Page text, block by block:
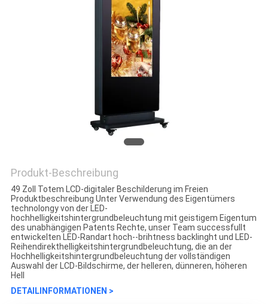
Produkt-Beschreibung
49 Zoll Totem LCD-digitaler Beschilderung im Freien
Produktbeschreibung Unter Verwendung des Eigentümers
technolongy von der LED-
hochhelligkeitshintergrundbeleuchtung mit geistigem Eigentum
des unabhängigen Patents Rechte, unser Team successfullt
entwickelten LED-Randart hoch--brihtness backlinght und LED-
Reihendirekthelligkeitshintergrundbeleuchtung, die an der
Hochhelligkeitshintergrundbeleuchtung der vollständigen
Auswahl der LCD-Bildschirme, der helleren, dünneren, höheren
Hell
DETAILINFORMATIONEN >